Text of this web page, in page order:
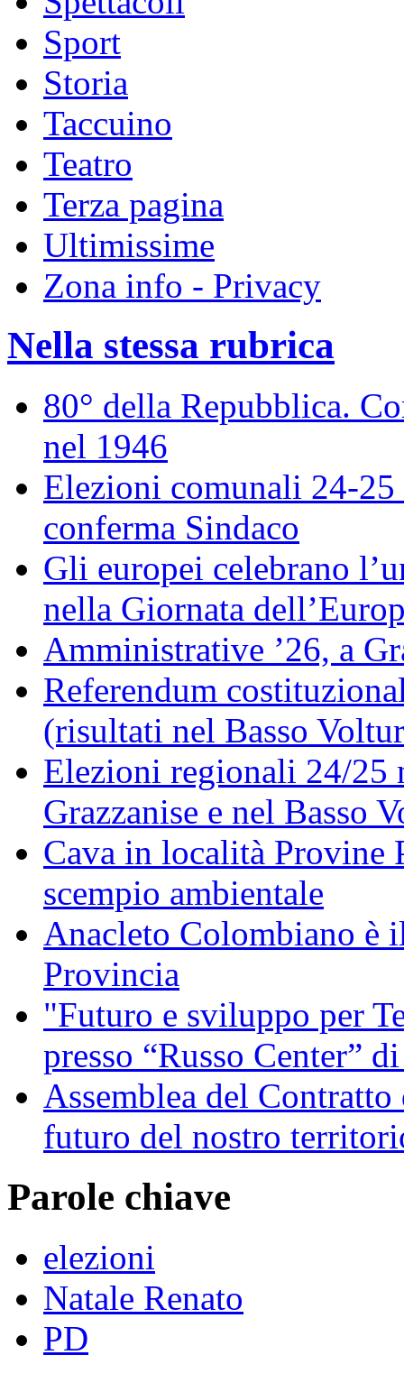
Sport
Storia
Taccuino
Teatro
Terza pagina
Ultimissime
Zona info - Privacy
Nella stessa rubrica
80° della Repubblica.
nel 1946
Elezioni comunali 24-
conferma Sindaco
Gli europei celebrano
nella Giornata
Amministrative ’26, a
Referendum
(risultati nel Basso
Elezioni regionali 24/
Grazzanise e nel Basso
Cava in località Provine
scempio ambientale
Anacleto Colombiano è
Provincia
"Futuro e sviluppo per
presso “Russo Center”
Assemblea del
futuro del nostro
Parole chiave
elezioni
Natale Renato
PD